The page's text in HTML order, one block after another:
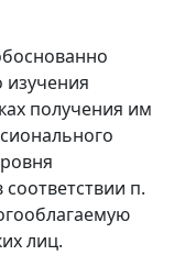
изучения
получения им
п.
лиц.